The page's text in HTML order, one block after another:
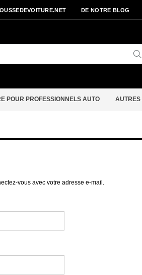
DE NOTRE BLOG
POUR PROFESSIONNELS AUTO AUTRES
vous avec votre adresse e-mail.